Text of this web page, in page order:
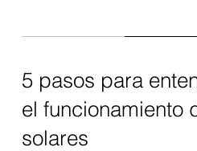
5 pasos para
el funcionamiento
solares